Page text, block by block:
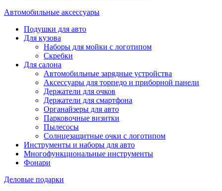
Автомобильные аксессуары
Подушки для авто
Для кузова
Наборы для мойки с логотипом
Скребки
Для салона
Автомобильные зарядные устройства
Аксессуары для торпедо и приборной панели
Держатели для очков
Держатели для смартфона
Органайзеры для авто
Парковочные визитки
Пылесосы
Солнцезащитные очки с логотипом
Инструменты и наборы для авто
Многофункциональные инструменты
Фонари
Деловые подарки